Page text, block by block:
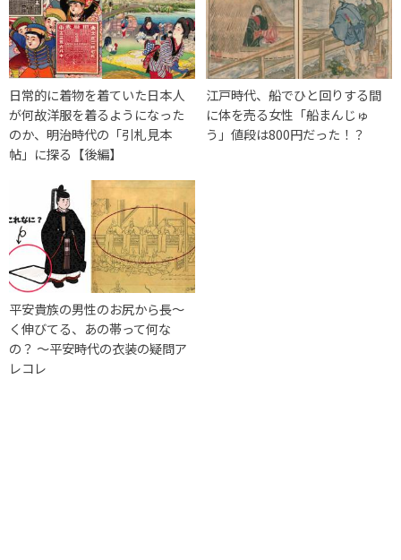
日常的に着物を着ていた日本人
が何故洋服を着るようになった
のか、明治時代の「引札見本
帖」に探る【後編】
江戸時代、船でひと回りする間
に体を売る女性「船まんじゅ
う」値段は800円だった！？
平安貴族の男性のお尻から長〜
く伸びてる、あの帯って何な
の？ 〜平安時代の衣装の疑問ア
レコレ